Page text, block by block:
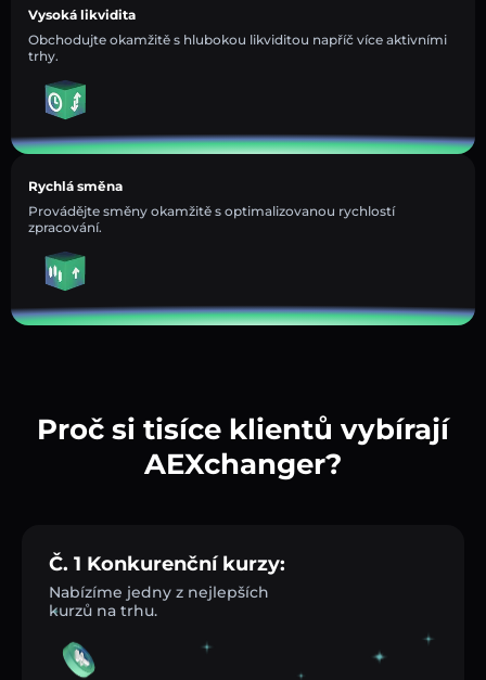
Vysoká likvidita
Obchodujte okamžitě s hlubokou likviditou napříč více aktivními
trhy.
Rychlá směna
Provádějte směny okamžitě s optimalizovanou rychlostí
zpracování.
Proč si tisíce klientů vybírají
AEXchanger?
Č. 1 Konkurenční kurzy:
Nabízíme jedny z nejlepších
kurzů na trhu.